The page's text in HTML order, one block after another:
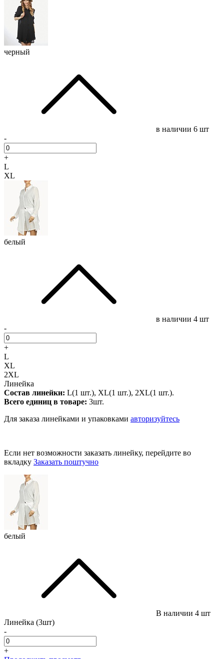
черный
в наличии 6 шт
-
+
L
XL
белый
в наличии 4 шт
-
+
L
XL
2XL
Линейка
Состав линейки: L(1 шт.), XL(1 шт.), 2XL(1 шт.).
Всего единиц в товаре: 3шт.
Для заказа линейками и упаковками авторизуйтесь
Если нет возможности заказать линейку, перейдите во
вкладку Заказать поштучно
белый
В наличии 4 шт
Линейка (3шт)
-
+